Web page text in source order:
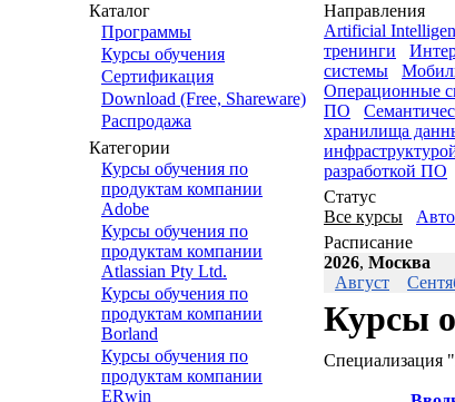
Каталог
Программы
Курсы обучения
Сертификация
Download (Free, Shareware)
Распродажа
Категории
Курсы обучения по
продуктам компании
Adobe
Курсы обучения по
продуктам компании
Atlassian Pty Ltd.
Курсы обучения по
продуктам компании
Borland
Курсы обучения по
продуктам компании
ERwin
Направления
Artificial
тренинги
системы
Операционные
ПО
хранилища
разработкой ПО
Статус
Все курсы
Расписание
2026, Москва
Август
Курсы
Специализация